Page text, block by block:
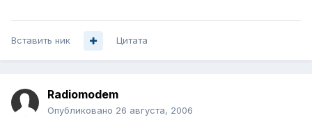
Вставить ник Цитата
Radiomodem
Опубликовано 26 августа, 2006